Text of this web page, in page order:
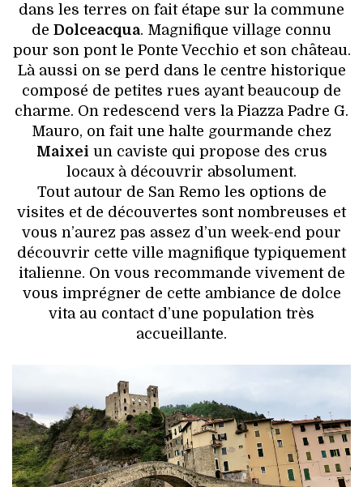
dans les terres on fait étape sur la commune
de Dolceacqua. Magnifique village connu
pour son pont le Ponte Vecchio et son château.
Là aussi on se perd dans le centre historique
composé de petites rues ayant beaucoup de
charme. On redescend vers la Piazza Padre G.
Mauro, on fait une halte gourmande chez
Maixei un caviste qui propose des crus
locaux à découvrir absolument.
Tout autour de San Remo les options de
visites et de découvertes sont nombreuses et
vous n’aurez pas assez d’un week-end pour
découvrir cette ville magnifique typiquement
italienne. On vous recommande vivement de
vous imprégner de cette ambiance de dolce
vita au contact d’une population très
accueillante.